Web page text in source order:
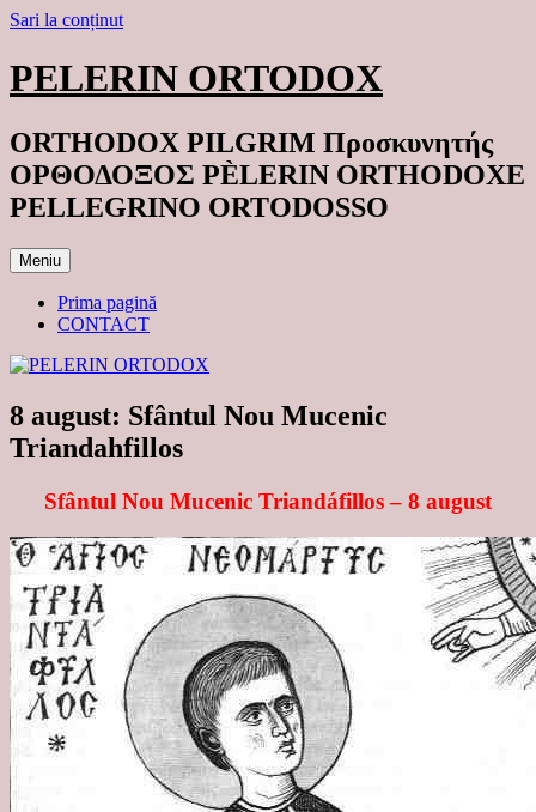
Sari la conținut
PELERIN ORTODOX
ORTHODOX PILGRIM Προσκυνητής
ΟΡΘΟΔΟΞΟΣ PÈLERIN ORTHODOXE
PELLEGRINO ORTODOSSO
Meniu
Prima pagină
CONTACT
8 august: Sfântul Nou Mucenic
Triandahfillos
Sfântul Nou Mucenic Triandáfillos – 8 august